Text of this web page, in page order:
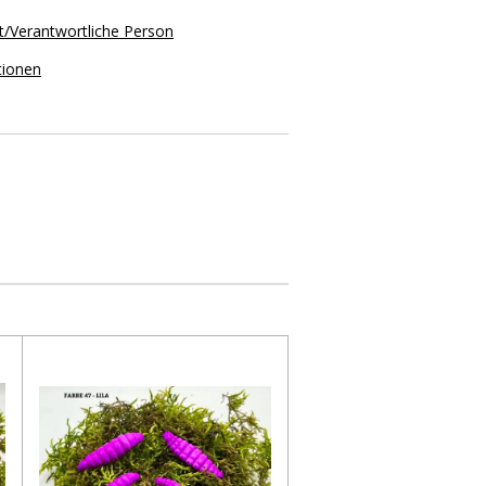
Verantwortliche Person